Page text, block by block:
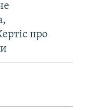
про